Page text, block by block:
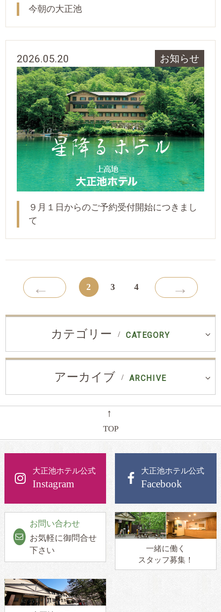
今朝の大正池
2026.05.20 お知らせ
９月１日からのご予約受付開始につきまし
て
← 2 3 4 →
カテゴリー CATEGORY
アーカイブ ARCHIVE
←
TOP
大正池ホテル公式
Instagram
大正池ホテル公式
Facebook
お問い合わせ
お気軽に御問合せ
下さい
一緒に働く
スタッフ募集！